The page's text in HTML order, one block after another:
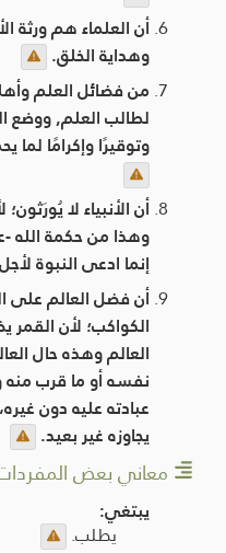
أن العلماء هم ورثة
وهداية الخلق.
من فضائل العلم
لطالب العلم, ووضع
وتوقيرًا وإكرامًا لما
أن الأنبياء لا
وهذا من حكمة الله -
إنما ادعى النبوة
أن فضل العالم على
الكواكب؛ لأن
العالم وهذه حال
نفسه أو ما قرب منه
عبادته عليه دون
يجاوزه غير بعيد.
معاني بعض
يبتغي:
يطلب.